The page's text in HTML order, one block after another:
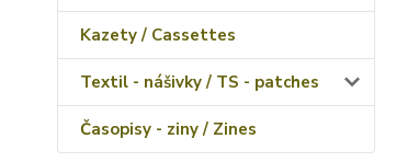
Kazety / Cassettes
Textil - nášivky / TS - patches
Časopisy - ziny / Zines